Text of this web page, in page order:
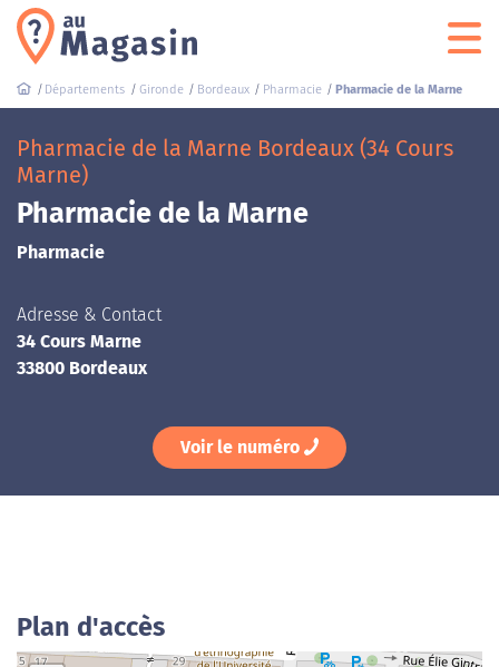
Départements Gironde Bordeaux Pharmacie Pharmacie de la Marne
Pharmacie de la Marne Bordeaux (34 Cours
Marne)
Pharmacie de la Marne
Pharmacie
Adresse & Contact
34 Cours Marne
33800 Bordeaux
Voir le numéro
Plan d'accès